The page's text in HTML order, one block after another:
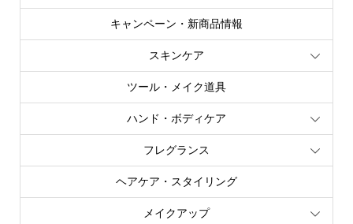
キャンペーン・新商品情報
スキンケア
ツール・メイク道具
ハンド・ボディケア
フレグランス
ヘアケア・スタイリング
メイクアップ